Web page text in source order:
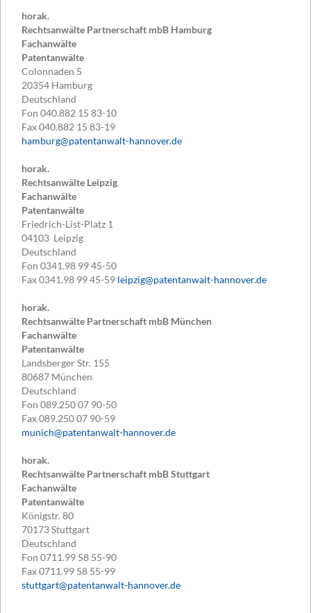
horak.
Rechtsanwälte Partnerschaft mbB Hamburg
Fachanwälte
Patentanwälte
Colonnaden 5
20354 Hamburg
Deutschland
Fon 040.882 15 83-10
Fax040.882 15 83-19
hamburg@patentanwalt-hannover.de
horak.
Rechtsanwälte Leipzig
Fachanwälte
Patentanwälte
Friedrich-List-Platz 1
04103 Leipzig
Deutschland
Fon 0341.98 99 45-50
Fax0341.98 99 45-59 leipzig@patentanwalt-hannover.de
horak.
Rechtsanwälte Partnerschaft mbB München
Fachanwälte
Patentanwälte
Landsberger Str. 155
80687 München
Deutschland
Fon 089.250 07 90-50
Fax089.250 07 90-59
munich@patentanwalt-hannover.de
horak.
Rechtsanwälte Partnerschaft mbB Stuttgart
Fachanwälte
Patentanwälte
Königstr. 80
70173Stuttgart
Deutschland
Fon 0711.99 58 55-90
Fax0711.99 58 55-99
stuttgart@patentanwalt-hannover.de